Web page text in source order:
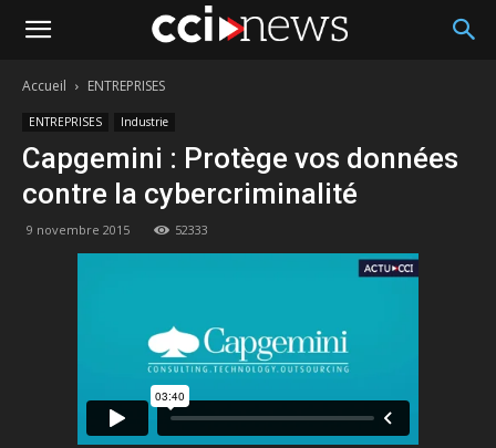
Accueil ENTREPRISES
ENTREPRISES Industrie
Capgemini : Protège vos données
contre la cybercriminalité
9 novembre 2015 52333